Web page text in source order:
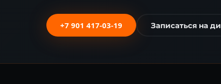
+7 901 417-03-19 Записаться на